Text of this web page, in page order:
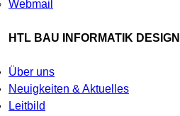
Webmail
HTL BAU INFORMATIK DESIGN
Über uns
Neuigkeiten & Aktuelles
Leitbild